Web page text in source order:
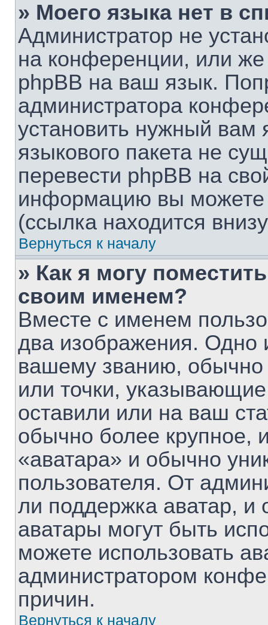
» Моего языка нет в
Администратор не
на конференции, или же
phpBB на ваш язык.
администратора
установить нужный вам
языкового пакета не
перевести phpBB на
информацию вы можете
(ссылка находится
Вернуться к началу
» Как я могу
своим именем?
Вместе с именем
два изображения. Одно
вашему званию, обычно
или точки,
оставили или на ваш
обычно более крупное,
«аватара» и обычно
пользователя. От
ли поддержка аватар, и
аватары могут быть
можете использовать
администратором
причин.
Вернуться к началу